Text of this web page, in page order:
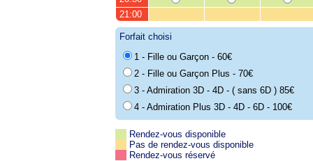
21:00
Forfait choisi
1 - Fille ou Garçon - 60€
2 - Fille ou Garçon Plus - 70€
3 - Admiration 3D - 4D - ( sans 6D ) 85€
4 - Admiration Plus 3D - 4D - 6D - 100€
Rendez-vous disponible
Pas de rendez-vous disponible
Rendez-vous réservé